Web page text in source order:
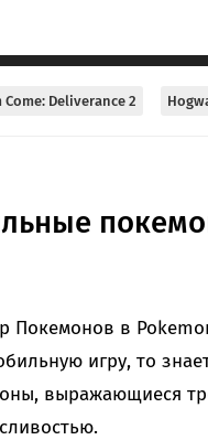
Deliverance 2
Покемонов в
игру, то
выражающиеся